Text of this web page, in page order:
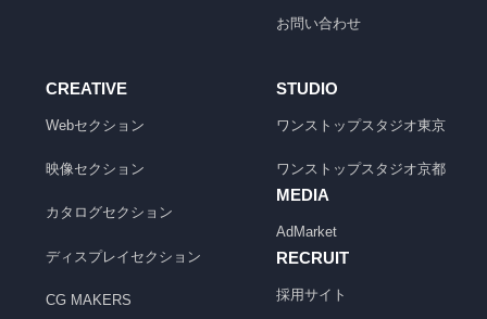
お問い合わせ
CREATIVE
Webセクション
映像セクション
カタログセクション
ディスプレイセクション
CG MAKERS
STUDIO
ワンストップスタジオ東京
ワンストップスタジオ京都
MEDIA
AdMarket
RECRUIT
採用サイト